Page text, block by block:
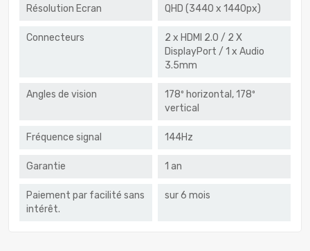
Résolution Ecran QHD (3440 x 1440px)
Connecteurs
2 x HDMI 2.0 / 2 X
DisplayPort / 1 x Audio
3.5mm
Angles de vision
178º horizontal, 178º
vertical
Fréquence signal 144Hz
Garantie 1 an
Paiement par facilité sans
intérêt.
sur 6 mois